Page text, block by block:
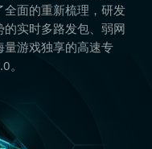
面的重新梳理，研发
实时多路发包、弱网
游戏独享的高速专
。